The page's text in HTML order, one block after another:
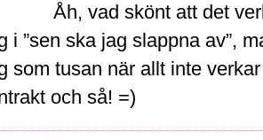
Åh, vad skönt att det
i ”sen ska jag slappna av”,
som tusan när allt inte
och så! =)